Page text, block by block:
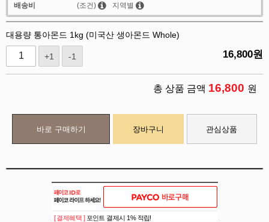
배송비 (조건) 지역별
대용량 통아몬드 1kg (미국산 생아몬드 Whole)
+1 -1 16,800원
총 상품 금액 16,800 원
바로 구매하기 장바구니 관심상품
[ 결제혜택 ] 포인트 결제시 1% 적립!